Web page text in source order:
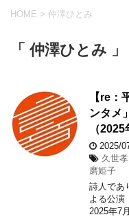
HOME > 仲澤ひとみ
「 仲澤ひとみ
【re：
ンタメ
（
2025/
久世
磨姫子
詩人であ
よる公演
2025年7